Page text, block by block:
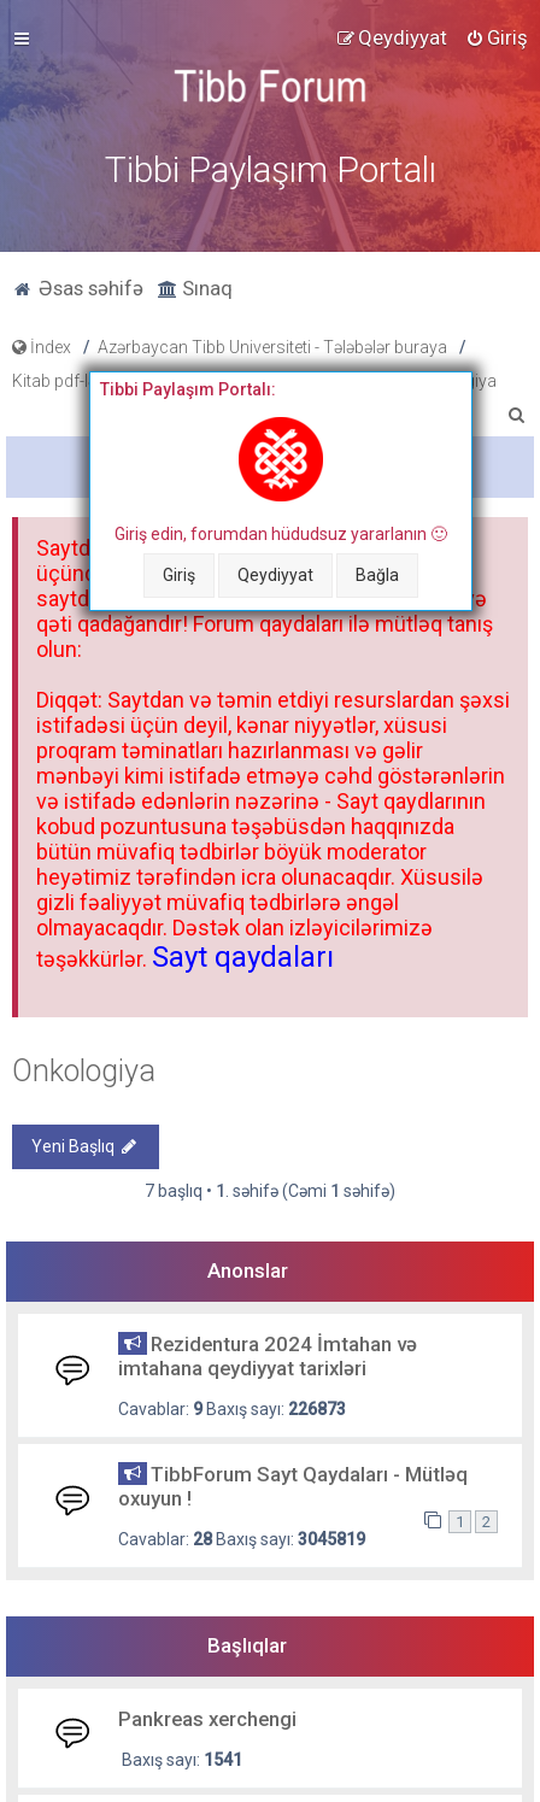
Giriş
Qeydiyyat
Tibbi Paylaşım Portalı
Əsas səhifə Sınaq
İndex
Azərbaycan Tibb Universiteti - Tələbələr buraya
Kitab pdf-ləri, tibbi fənlər üzrə slayd və paylaşımlar
Onkologiya
a
Bitdi
Tibbi Paylaşım Portalı:
Giriş edin, forumdan hüdudsuz yararlanın 🙂
Giriş Qeydiyyat Bağla
Saytdakı materiallar yalnız fərdi istifadəniz
üçündür. Materialları istisnasız heç bir qrupda,
saytda və sosial şəbəkədə paylaşmaq olmaz və
qəti qadağandır! Forum qaydaları ilə mütləq tanış
olun:
Diqqət: Saytdan və təmin etdiyi resurslardan şəxsi
istifadəsi üçün deyil, kənar niyyətlər, xüsusi
proqram təminatları hazırlanması və gəlir
mənbəyi kimi istifadə etməyə cəhd göstərənlərin
və istifadə edənlərin nəzərinə - Sayt qaydlarının
kobud pozuntusuna təşəbüsdən haqqınızda
bütün müvafiq tədbirlər böyük moderator
heyətimiz tərəfindən icra olunacaqdır. Xüsusilə
gizli fəaliyyət müvafiq tədbirlərə əngəl
olmayacaqdır. Dəstək olan izləyicilərimizə
təşəkkürlər. Sayt qaydaları
Onkologiya
Yeni Başlıq
7 başlıq • 1 . səhifə (Cəmi 1 səhifə)
Anonslar
Rezidentura 2024 İmtahan və
imtahana qeydiyyat tarixləri
Cavablar: 9Baxış sayı: 226873
TibbForum Sayt Qaydaları - Mütləq
oxuyun !
Cavablar: 28Baxış sayı: 3045819
1 2
Başlıqlar
Pankreas xerchengi
Baxış sayı: 1541